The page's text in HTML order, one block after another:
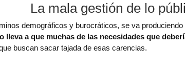
La mala gestión de lo
demográficos y burocráticos, se va
a que muchas de las necesidades que
buscan sacar tajada de esas carencias.